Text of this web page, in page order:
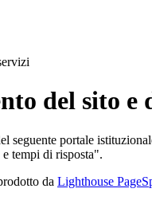
del sito e
seguente portale
tempi di risposta".
da Lighthouse